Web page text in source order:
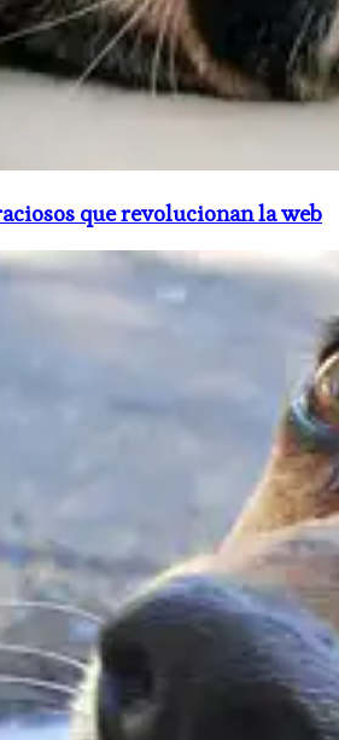
que revolucionan la web